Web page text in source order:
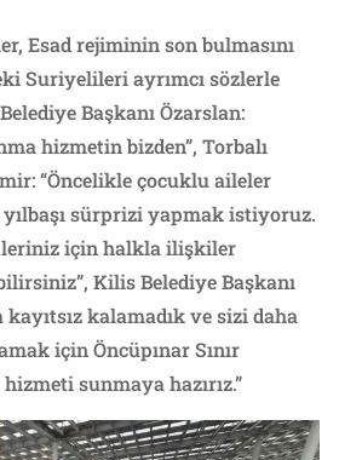
Esad rejiminin son bulmasını
Suriyelileri ayrımcı sözlerle
Başkanı Özarslan:
hizmetin bizden”, Torbalı
“Öncelikle çocuklu aileler
sürprizi yapmak istiyoruz.
için halkla ilişkiler
Kilis Belediye Başkanı
kayıtsız kalamadık ve sizi daha
için Öncüpınar Sınır
sunmaya hazırız.”